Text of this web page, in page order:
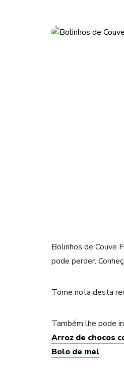
Bolinhos de Couve
pode perder.
Tome nota desta
Também lhe pode
Arroz de chocos
Bolo de mel